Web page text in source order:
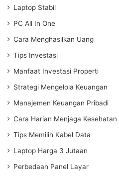
Laptop Stabil
PC All In One
Cara Menghasilkan Uang
Tips Investasi
Manfaat Investasi Properti
Strategi Mengelola Keuangan
Manajemen Keuangan Pribadi
Cara Harian Menjaga Kesehatan
Tips Memilih Kabel Data
Laptop Harga 3 Jutaan
Perbedaan Panel Layar